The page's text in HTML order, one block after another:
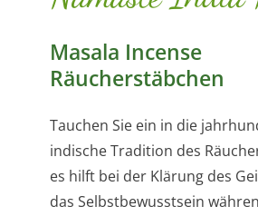
Masala Incense
Räucherstäbchen
Tauchen Sie ein in die
indische Tradition des
es hilft bei der Klärung des
das Selbstbewusstsein